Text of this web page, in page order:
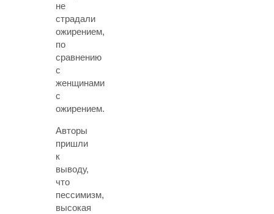
не
страдали
ожирением,
по
сравнению
с
женщинами
с
ожирением.
Авторы
пришли
к
выводу,
что
пессимизм,
высокая